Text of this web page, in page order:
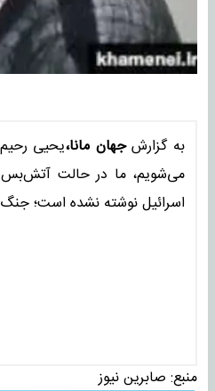
به گزارشجهان مانا،یحیی
می‌شویم، ما در حالت آتش‌بس
اسرائیل نوشته نشده است؛
منبع: صابرین نیوز